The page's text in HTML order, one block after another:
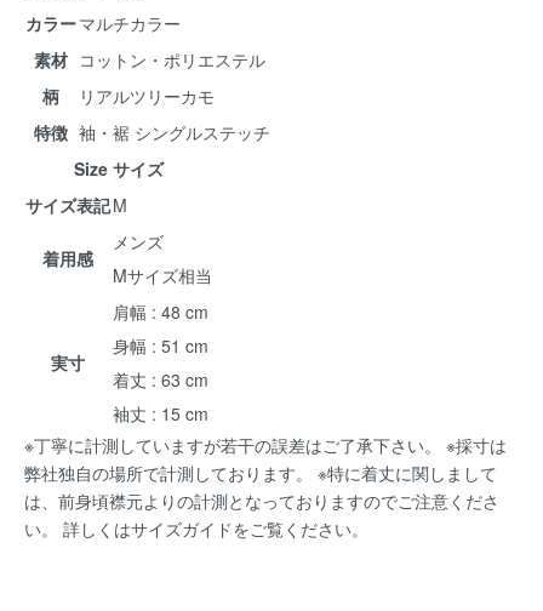
カラーマルチカラー
素材 コットン・ポリエステル
柄
リアルツリーカモ
特徴 袖・裾 シングルステッチ
Size サイズ
サイズ表記M
着用感
メンズ
Mサイズ相当
実寸
肩幅 : 48 cm
身幅 : 51 cm
着丈 : 63 cm
袖丈 : 15 cm
※丁寧に計測していますが若干の誤差はご了承下さい。 ※採寸は
弊社独自の場所で計測しております。 ※特に着丈に関しまして
は、前身頃襟元よりの計測となっておりますのでご注意くださ
い。 詳しくはサイズガイドをご覧ください。